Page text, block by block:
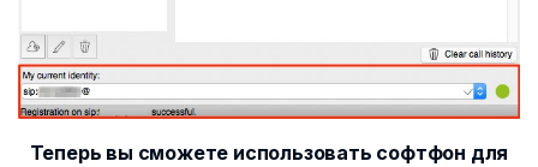
Теперь вы сможете использовать софтфон для